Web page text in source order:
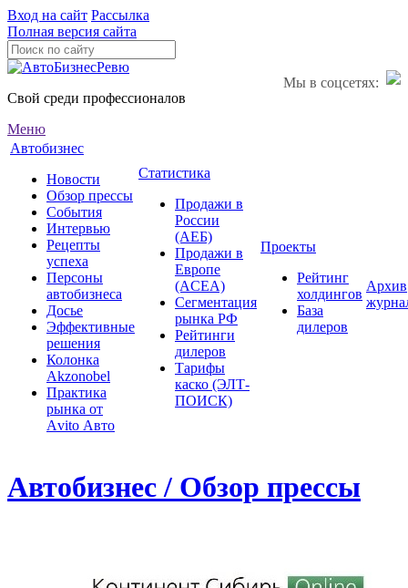
Вход на сайт Рассылка
Полная версия сайта
Мы в соцсетях:
Свой среди профессионалов
Меню
Автобизнес
Новости
Обзор прессы
События
Интервью
Рецепты
успеха
Персоны
автобизнеса
Досье
Эффективные
решения
Колонка
Akzonobel
Практика
рынка от
Аvito Авто
Статистика
Продажи в
России
(АЕБ)
Продажи в
Европе
(ACEA)
Сегментация
рынка РФ
Рейтинги
дилеров
Тарифы
каско (ЭЛТ-
ПОИСК)
Проекты
Рейтинг
холдингов
База
дилеров
Архив
Автобизнес / Обзор прессы